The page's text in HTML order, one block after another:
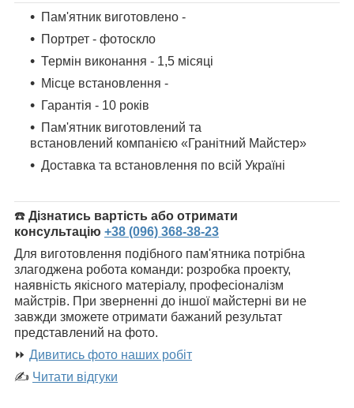
Пам'ятник виготовлено -
Портрет - фотоскло
Термін виконання - 1,5 місяці
Місце встановлення -
Гарантія - 10 років
Пам'ятник виготовлений та
встановлений компанією «Гранітний Майстер»
Доставка та встановлення по всій Україні
☎️ Дізнатись вартість або отримати
консультацію +38 (096) 368-38-23
Для виготовлення подібного пам'ятника потрібна
злагоджена робота команди: розробка проекту,
наявність якісного матеріалу, професіоналізм
майстрів. При зверненні до іншої майстерні ви не
завжди зможете отримати бажаний результат
представлений на фото.
⏩ Дивитись фото наших робіт
✍ Читати відгуки